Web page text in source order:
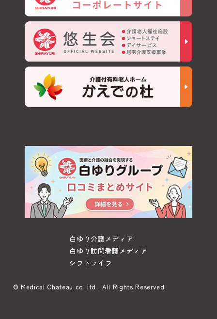
白ゆり介護メディア
白ゆり訪問看護メディア
シフトライフ
© Medical Chateau co. ltd . All Rights Reserved.